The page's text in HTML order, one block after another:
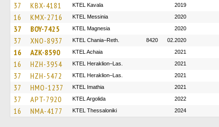
37 KBX-4181 KTEL Kavala 2019
16 KMX-2716 KTEL Messinia 2020
37 BOY-7425 ΚΤΕL Magnesia 2020
37 XNO-8937 KTEL Chania–Reth. 8420 02.2020
16 AZK-8590 KTEL Achaia 2021
16 HZH-3954 KTEL Heraklion–Las. 2021
37 HZH-5472 KTEL Heraklion–Las. 2021
37 HMO-1237 KTEL Imathia 2021
37 APT-7920 KTEL Argolida 2022
16 NMA-4177 KTEL Thessaloniki 2024